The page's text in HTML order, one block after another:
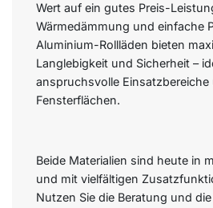
Wert auf ein gutes Preis-
Wärmedämmung und einfache
Aluminium-Rollläden bieten
Langlebigkeit und Sicherheit –
anspruchsvolle
Fensterflächen.
Beide Materialien sind heute in
und mit vielfältigen
Nutzen Sie die Beratung und die